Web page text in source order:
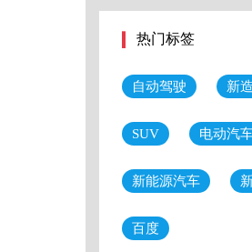
热门标签
自动驾驶 新
SUV 电动汽
新能源汽车
百度